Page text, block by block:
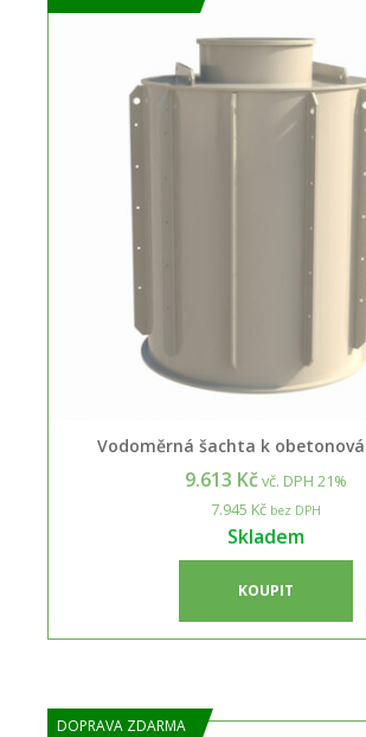
Vodoměrná šachta k
9.613 Kčvč. DPH 21%
7.945 Kčbez DPH
Skladem
KOUPIT
DOPRAVA ZDARMA